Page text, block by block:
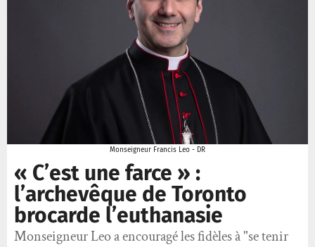
Monseigneur Francis Leo - DR
« C’est une farce » :
l’archevêque de Toronto
brocarde l’euthanasie
Monseigneur Leo a encouragé les fidèles à "se tenir